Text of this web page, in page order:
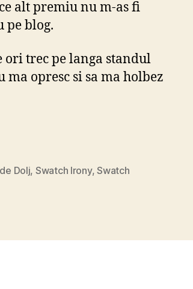
alt premiu nu m-as fi
pe blog.
ori trec pe langa standul
ma opresc si sa ma holbez
Dolj, Swatch Irony,Swatch